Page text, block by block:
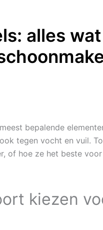
alles
bepalende
tegen vocht en vuil.
of hoe ze het beste
kiezen